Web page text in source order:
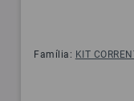
Família: KIT